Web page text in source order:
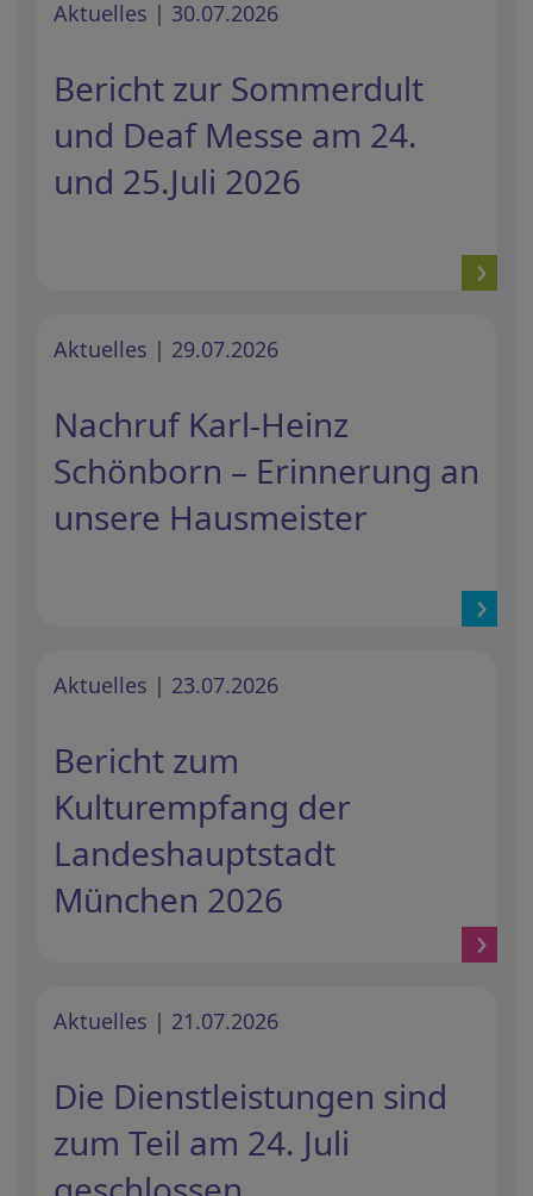
Aktuelles | 30.07.2026
Bericht zur Sommerdult
und Deaf Messe am 24.
und 25.Juli 2026
Aktuelles | 29.07.2026
Nachruf Karl-Heinz
Schönborn – Erinnerung an
unsere Hausmeister
Aktuelles | 23.07.2026
Bericht zum
Kulturempfang der
Landeshauptstadt
München 2026
Aktuelles | 21.07.2026
Die Dienstleistungen sind
zum Teil am 24. Juli